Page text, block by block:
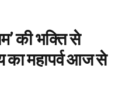
की भक्ति से
का महापर्व आज से